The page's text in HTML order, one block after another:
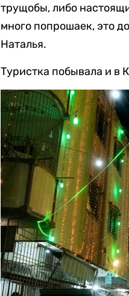
трущобы, либо
много попрошаек, это
Наталья.
Туристка побывала и в